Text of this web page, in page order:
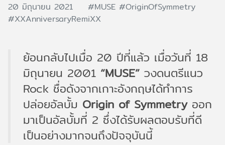
20 มิถุนายน 2021 #MUSE #OriginOfSymmetry
#XXAnniversaryRemiXX
ย้อนกลับไปเมื่อ 20 ปีที่แล้ว เมื่อวันที่ 18
มิถุนายน 2001 “MUSE” วงดนตรีแนว
Rock ชื่อดังจากเกาะอังกฤษได้ทำการ
ปล่อยอัลบั้ม Origin of Symmetryออก
มาเป็นอัลบั้มที่ 2 ซึ่งได้รับผลตอบรับที่ดี
เป็นอย่างมากจนถึงปัจจุบันนี้